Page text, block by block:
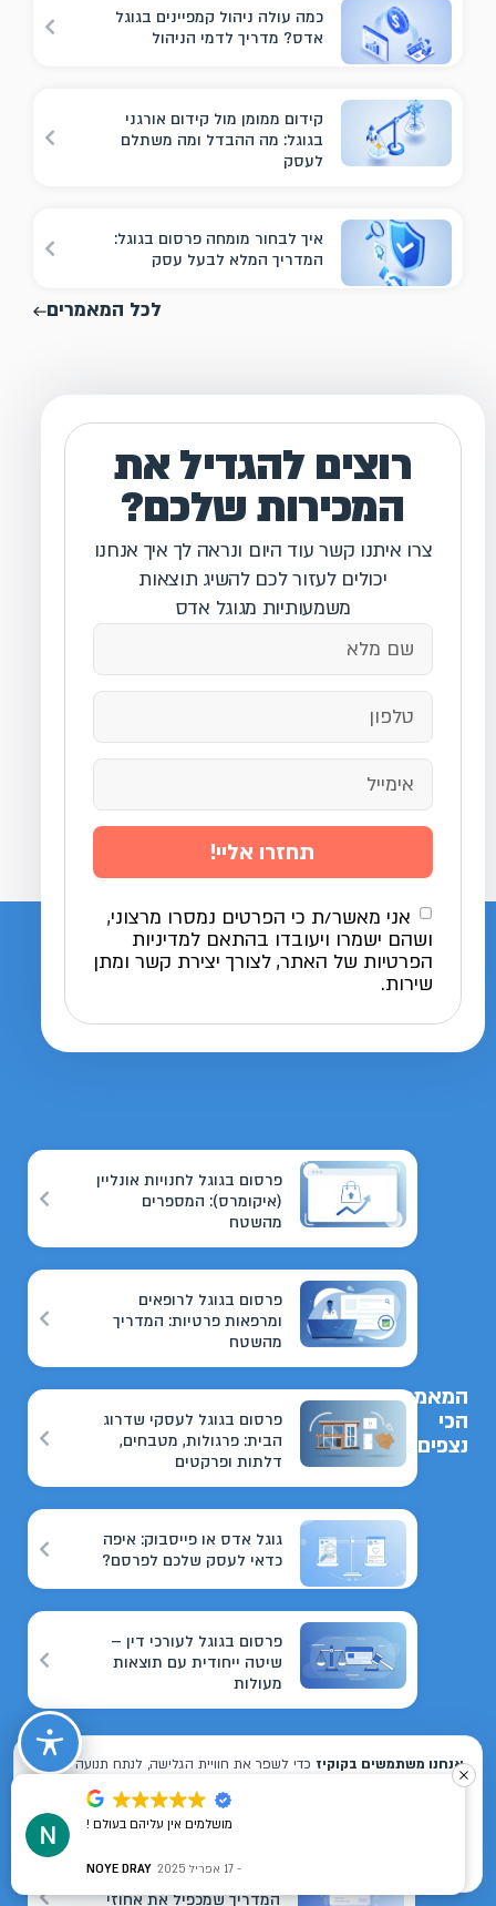
כמה עולה ניהול קמפיינים בגוגל
אדס? מדריך לדמי הניהול
קידום ממומן מול קידום אורגני
בגוגל: מה ההבדל ומה משתלם
לעסק
איך לבחור מומחה פרסום בגוגל:
המדריך המלא לבעל עסק
לכל המאמרים
רוצים להגדיל את
המכירות שלכם?
צרו איתנו קשר עוד היום ונראה לך איך אנחנו
יכולים לעזור לכם להשיג תוצאות
משמעותיות מגוגל אדס
אני מאשר/ת כי הפרטים נמסרו מרצוני,
ושהם ישמרו ויעובדו בהתאם למדיניות
הפרטיות של האתר, לצורך יצירת קשר ומתן
שירות.
תחזרו אליי!
המאמרים
הכי
נצפים
פרסום בגוגל לחנויות אונליין
(איקומרס): המספרים
מהשטח
פרסום בגוגל לרופאים
ומרפאות פרטיות: המדריך
מהשטח
פרסום בגוגל לעסקי שדרוג
הבית: פרגולות, מטבחים,
דלתות ופרקטים
גוגל אדס או פייסבוק: איפה
כדאי לעסק שלכם לפרסם?
פרסום בגוגל לעורכי דין –
שיטה ייחודית עם תוצאות
מעולות
דף נחיתה שממיר: המדריך
המלא לכתיבה ומבנה
ביקורות בגוגל לעסקים:
המדריך שמכפיל את אחוזי
מושלמים אין עליהם בעולם !
NOYE DRAY 17 אפריל 2025